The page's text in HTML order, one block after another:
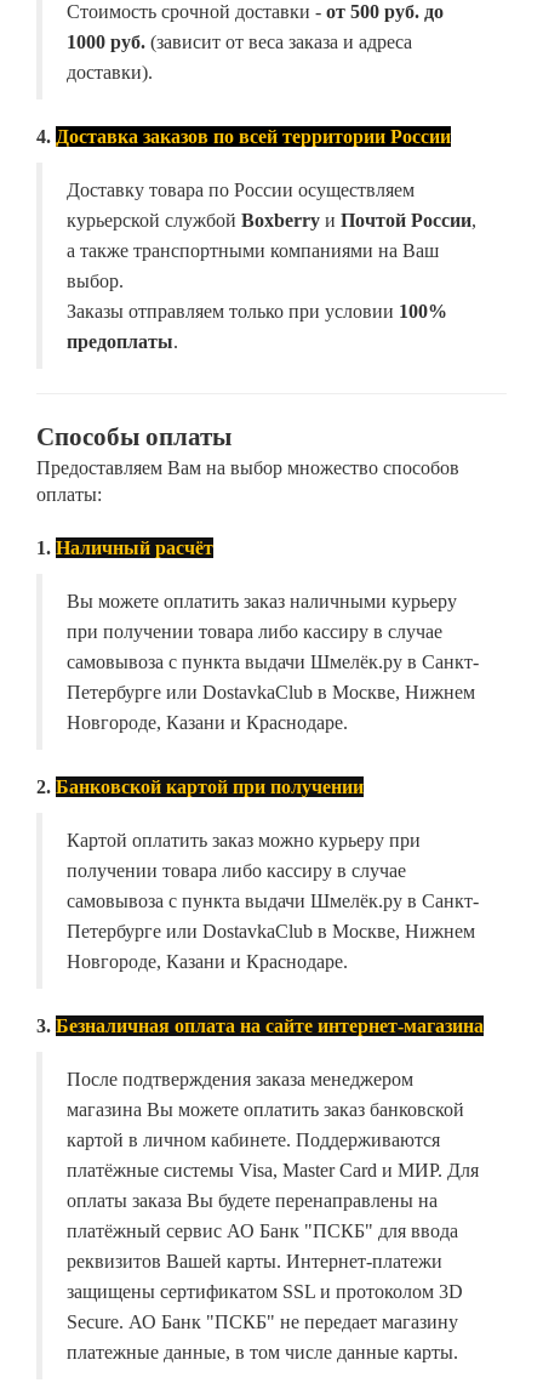
Стоимость срочной доставки - от 500 руб. до
1000 руб. (зависит от веса заказа и адреса
доставки).
4. Доставка заказов по всей территории России
Доставку товара по России осуществляем
курьерской службой Boxberry и Почтой России,
а также транспортными компаниями на Ваш
выбор.
Заказы отправляем только при условии 100%
предоплаты.
Способы оплаты
Предоставляем Вам на выбор множество способов
оплаты:
1. Наличный расчёт
Вы можете оплатить заказ наличными курьеру
при получении товара либо кассиру в случае
самовывоза с пункта выдачи Шмелёк.ру в Санкт-
Петербурге или DostavkaClub в Москве, Нижнем
Новгороде, Казани и Краснодаре.
2. Банковской картой при получении
Картой оплатить заказ можно курьеру при
получении товара либо кассиру в случае
самовывоза с пункта выдачи Шмелёк.ру в Санкт-
Петербурге или DostavkaClub в Москве, Нижнем
Новгороде, Казани и Краснодаре.
3. Безналичная оплата на сайте интернет-магазина
После подтверждения заказа менеджером
магазина Вы можете оплатить заказ банковской
картой в личном кабинете. Поддерживаются
платёжные системы Visa, Master Card и МИР. Для
оплаты заказа Вы будете перенаправлены на
платёжный сервис АО Банк "ПСКБ" для ввода
реквизитов Вашей карты. Интернет-платежи
защищены сертификатом SSL и протоколом 3D
Secure. АО Банк "ПСКБ" не передает магазину
платежные данные, в том числе данные карты.